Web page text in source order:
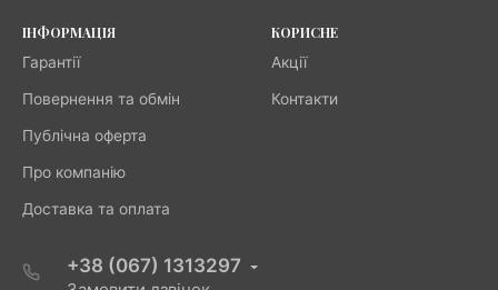
ІНФОРМАЦІЯ
Гарантії
Повернення та обмін
Публічна оферта
Про компанію
Доставка та оплата
КОРИСНЕ
Акції
Контакти
+38 (067) 1313297